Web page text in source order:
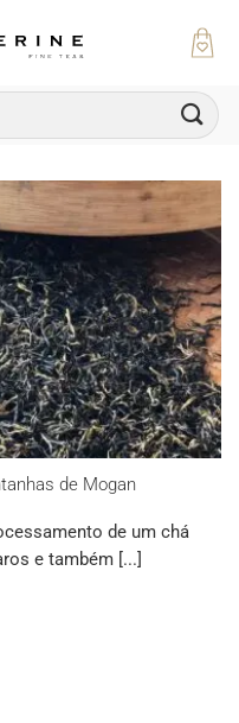
de Mogan
de um chá
e também [...]